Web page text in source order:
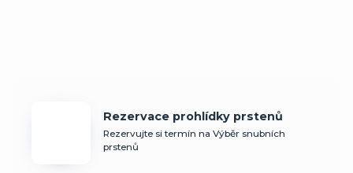
Rezervace prohlídky prstenů
Rezervujte si termín na Výběr snubních
prstenů